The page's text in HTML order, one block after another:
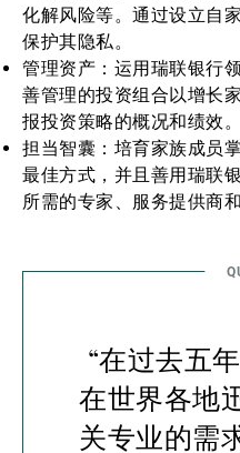
化解风险等。通过设立自
保护其隐私。
管理资产：运用瑞联银行
善管理的投资组合以增长
报投资策略的概况和绩效。
担当智囊：培育家族成员
最佳方式，并且善用瑞联
所需的专家、服务提供商
“在过去五
在世界各地
关专业的需